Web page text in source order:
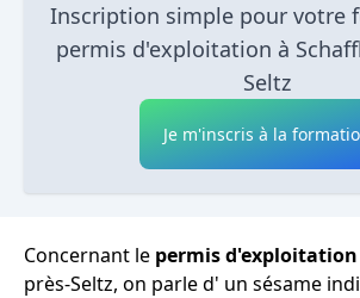
Inscription simple pour votre
permis d'exploitation à
Seltz
Je m'inscris à la
Concernant le permis d'exploitation
près-Seltz, on parle d' un sésame